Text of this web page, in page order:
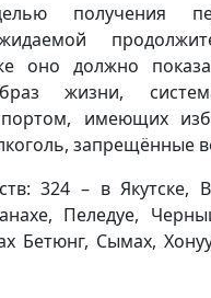
получения
оно должно
жизни,
имеющих
запрещённые
324 – в Якутске,
Пеледуе,
Бетюнг, Сымах,